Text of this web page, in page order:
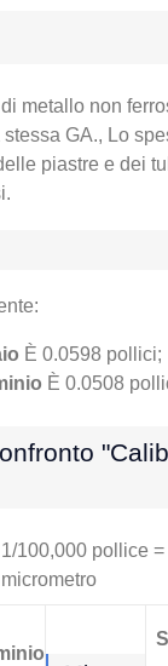
metallo non
GA., Lo
piastre e dei
È 0.0598 pollici;
È 0.0508
100,000 pollice